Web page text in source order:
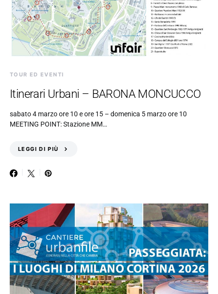
TOUR ED EVENTI
Itinerari Urbani – BARONA MONCUCCO
sabato 4 marzo ore 10 e ore 15 – domenica 5 marzo ore 10
MEETING POINT: Stazione MM…
LEGGI DI PIÙ